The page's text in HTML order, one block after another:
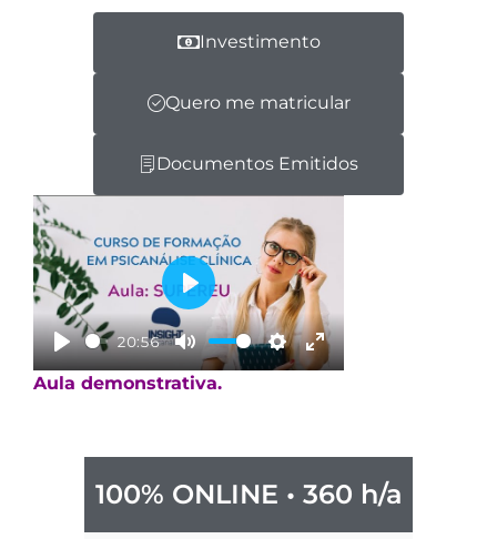
Investimento
Quero me matricular
Documentos Emitidos
Play
20:56
Mute SettingsEnter fullscreen
Play
Aula demonstrativa.
100% ONLINE • 360 h/a